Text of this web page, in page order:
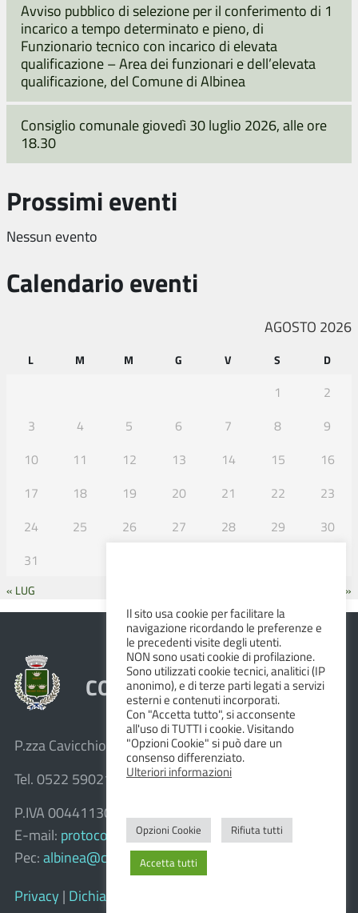
Avviso pubblico di selezione per il conferimento di 1
incarico a tempo determinato e pieno, di
Funzionario tecnico con incarico di elevata
qualificazione – Area dei funzionari e dell’elevata
qualificazione, del Comune di Albinea
Consiglio comunale giovedì 30 luglio 2026, alle ore
18.30
Prossimi eventi
Nessun evento
Calendario eventi
AGOSTO 2026
L M M G V S D
1
2
3
4 5 6 7 8
9
10
11 12 13 14 15
16
17
18 19 20 21 22
23
24
25 26 27 28 29
30
31
« LUG SET »
COMUNE DI ALBINEA
P.zza Cavicchioni, 8 – 42020 Albinea (R.E.)
Tel. 0522 590211 – Fax 0522 590236
P.IVA 00441130358
E-mail: protocollo@comune.albinea.re.it
Pec: albinea@cert.provincia.re.it
Privacy | Dichiarazione di accessibilità e feedback
Il sito usa cookie per facilitare la
navigazione ricordando le preferenze e
le precedenti visite degli utenti.
NON sono usati cookie di profilazione.
Sono utilizzati cookie tecnici, analitici (IP
anonimo), e di terze parti legati a servizi
esterni e contenuti incorporati.
Con "Accetta tutto", si acconsente
all'uso di TUTTI i cookie. Visitando
"Opzioni Cookie" si può dare un
consenso differenziato.
Ulteriori informazioni
Opzioni Cookie Rifiuta tutti
Accetta tutti